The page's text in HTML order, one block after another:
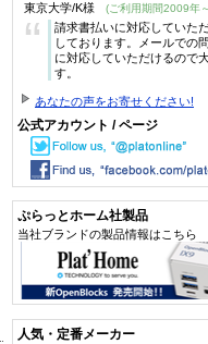
東京大学/K様 (ご利用期間2009年
“
請求書払いに対応していた
しております。メールでの
に対応していただけるので
す。
あなたの声をお寄せください!
公式アカウント / ページ
ぷらっとホーム社製品
当社ブランドの製品情報はこちら
人気・定番メーカー